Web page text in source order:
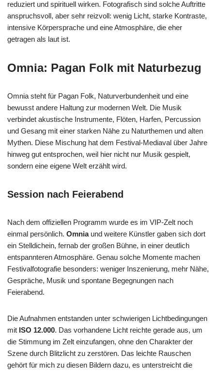
reduziert und spirituell wirken. Fotografisch sind solche Auftritte
anspruchsvoll, aber sehr reizvoll: wenig Licht, starke Kontraste,
intensive Körpersprache und eine Atmosphäre, die eher
getragen als laut ist.
Omnia: Pagan Folk mit Naturbezug
Omnia steht für Pagan Folk, Naturverbundenheit und eine
bewusst andere Haltung zur modernen Welt. Die Musik
verbindet akustische Instrumente, Flöten, Harfen, Percussion
und Gesang mit einer starken Nähe zu Naturthemen und alten
Mythen. Diese Mischung hat dem Festival-Mediaval über Jahre
hinweg gut entsprochen, weil hier nicht nur Musik gespielt,
sondern eine eigene Welt erzählt wird.
Session nach Feierabend
Nach dem offiziellen Programm wurde es im VIP-Zelt noch
einmal persönlich. Omniaund weitere Künstler gaben sich dort
ein Stelldichein, fernab der großen Bühne, in einer deutlich
entspannteren Atmosphäre. Genau solche Momente machen
Festivalfotografie besonders: weniger Inszenierung, mehr Nähe,
Gespräche, Musik und spontane Begegnungen nach
Feierabend.
Die Aufnahmen entstanden unter schwierigen Lichtbedingungen
mit ISO 12.000. Das vorhandene Licht reichte gerade aus, um
die Stimmung im Zelt einzufangen, ohne den Charakter der
Szene durch Blitzlicht zu zerstören. Das leichte Rauschen
gehört für mich zu diesen Bildern dazu, es unterstreicht die